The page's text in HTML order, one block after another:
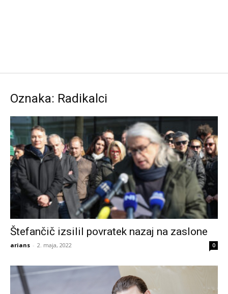
Oznaka: Radikalci
Štefančič izsilil povratek nazaj na zaslone
arians - 2. maja, 2022 0